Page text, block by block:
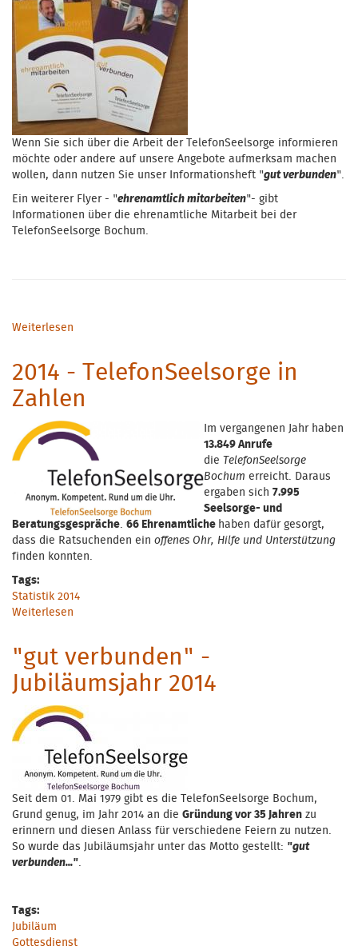
Wenn Sie sich über die Arbeit der TelefonSeelsorge informieren
möchte oder andere auf unsere Angebote aufmerksam machen
wollen, dann nutzen Sie unser Informationsheft "gut verbunden".
Ein weiterer Flyer - "ehrenamtlich mitarbeiten"- gibt
Informationen über die ehrenamtliche Mitarbeit bei der
TelefonSeelsorge Bochum.
Weiterlesen
2014 - TelefonSeelsorge in
Zahlen
Im vergangenen Jahr haben
13.849 Anrufe
die TelefonSeelsorge
Bochum erreicht. Daraus
ergaben sich 7.995
Seelsorge- und
Beratungsgespräche. 66 Ehrenamtliche haben dafür gesorgt,
dass die Ratsuchenden ein offenes Ohr, Hilfe und Unterstützung
finden konnten.
Tags:
Statistik 2014
Weiterlesen
"gut verbunden" -
Jubiläumsjahr 2014
Seit dem 01. Mai 1979 gibt es die TelefonSeelsorge Bochum,
Grund genug, im Jahr 2014 an die Gründung vor 35 Jahren zu
erinnern und diesen Anlass für verschiedene Feiern zu nutzen.
So wurde das Jubiläumsjahr unter das Motto gestellt: "gut
verbunden...".
Tags:
Jubiläum
Gottesdienst